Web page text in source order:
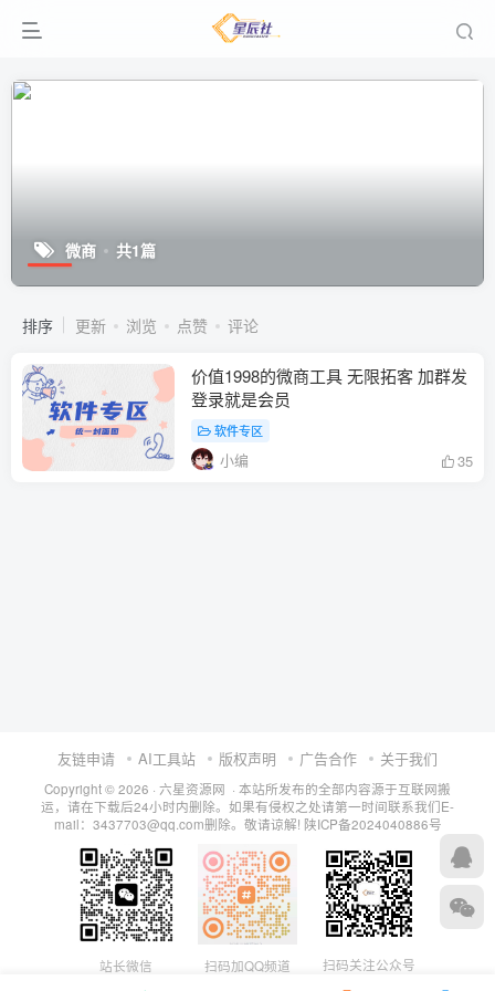
微商 共1篇
排序 更新 浏览 点赞 评论
价值1998的微商工具 无限拓客 加群发
登录就是会员
软件专区
小编 35
友链申请 AI工具站 版权声明 广告合作 关于我们
Copyright © 2026 · 六星资源网 · 本站所发布的全部内容源于互联网搬
运，请在下载后24小时内删除。如果有侵权之处请第一时间联系我们E-
mail：3437703@qq.com删除。敬请谅解! 陕ICP备2024040886号
站长微信 扫码加QQ频道 扫码关注公众号